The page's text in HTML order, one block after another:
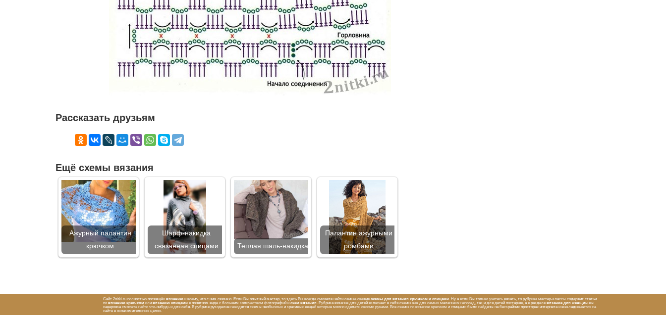
Рассказать друзьям
Ещё схемы вязания
Ажурный палантин
крючком
Шарф-накидка
связанная спицами
Теплая шаль-накидка
Палантин ажурными
ромбами
Сайт 2nitki.ru полностью посвящён вязанию и всему, что с ним связано. Если Вы опытный мастер, то здесь Вы всегда сможете найти самые свежие схемы для вязания крючком и спицами. Ну а если Вы только учитесь вязать, то рубрика мастер-классы содержит статьи
по вязанию крючком или вязанию спицами в понятном виде с большим количеством фотографий и схем вязания. Рубрика вязание для детей включает в себя схемы как для самых маленьких непосед, так и для детей постарше, а в разделе вязание для женщин вы
наверняка сможете найти что-нибудь и для себя. В рубрике рукоделие находятся схемы необычных и красивых вещей которые можно сделать своими руками. Все схемы по вязанию крючком и спицами были найдены на бескрайних просторах интернета и выкладываются на
сайте в ознакомительных целях.